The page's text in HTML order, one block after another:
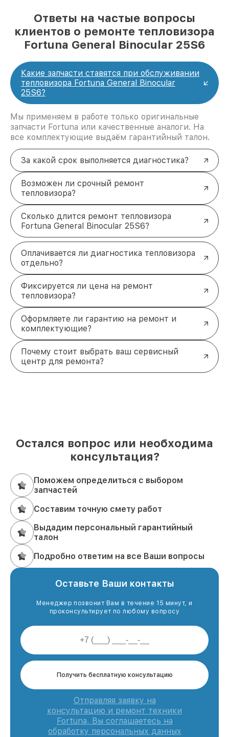
Ответы на частые вопросы
клиентов о ремонте тепловизора
Fortuna General Binocular 25S6
Какие запчасти ставятся при обслуживании
тепловизора Fortuna General Binocular
25S6?
Мы применяем в работе только оригинальные
запчасти Fortuna или качественные аналоги. На
все комплектующие выдаём гарантийный талон.
За какой срок выполняется диагностика?
Возможен ли срочный ремонт
тепловизора?
Сколько длится ремонт тепловизора
Fortuna General Binocular 25S6?
Оплачивается ли диагностика тепловизора
отдельно?
Фиксируется ли цена на ремонт
тепловизора?
Оформляете ли гарантию на ремонт и
комплектующие?
Почему стоит выбрать ваш сервисный
центр для ремонта?
Остался вопрос или необходима
консультация?
Поможем определиться с выбором
запчастей
Составим точную смету работ
Выдадим персональный гарантийный
талон
Подробно ответим на все Ваши вопросы
Оставьте Ваши контакты
Менеджер позвонит Вам в течение 15 минут, и
проконсультирует по любому вопросу
Получить бесплатную консультацию
Отправляя заявку на
консультацию и ремонт техники
Fortuna, Вы соглашаетесь на
обработку персональных данных